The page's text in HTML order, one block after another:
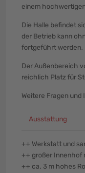
einem
Die Halle befindet
der Betrieb kann
fortgeführt werden.
Der Außenbereich
reichlich Platz für
Weitere Fragen
Ausstattung
++ Werkstatt und
++ großer Innenhof
++ ca. 3 m hohes